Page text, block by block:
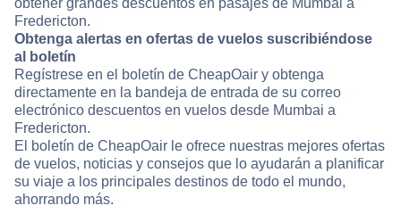
obtener grandes descuentos en pasajes de Mumbai a
Fredericton.
Obtenga alertas en ofertas de vuelos suscribiéndose
al boletín
Regístrese en el boletín de CheapOair y obtenga
directamente en la bandeja de entrada de su correo
electrónico descuentos en vuelos desde Mumbai a
Fredericton.
El boletín de CheapOair le ofrece nuestras mejores ofertas
de vuelos, noticias y consejos que lo ayudarán a planificar
su viaje a los principales destinos de todo el mundo,
ahorrando más.